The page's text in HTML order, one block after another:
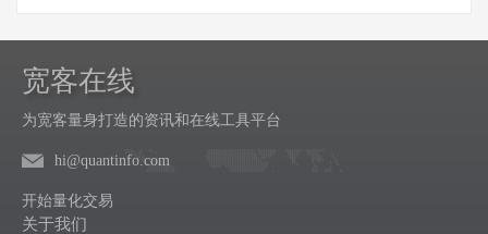
宽客在线
为宽客量身打造的资讯和在线工具平台
hi@quantinfo.com
开始量化交易
关于我们